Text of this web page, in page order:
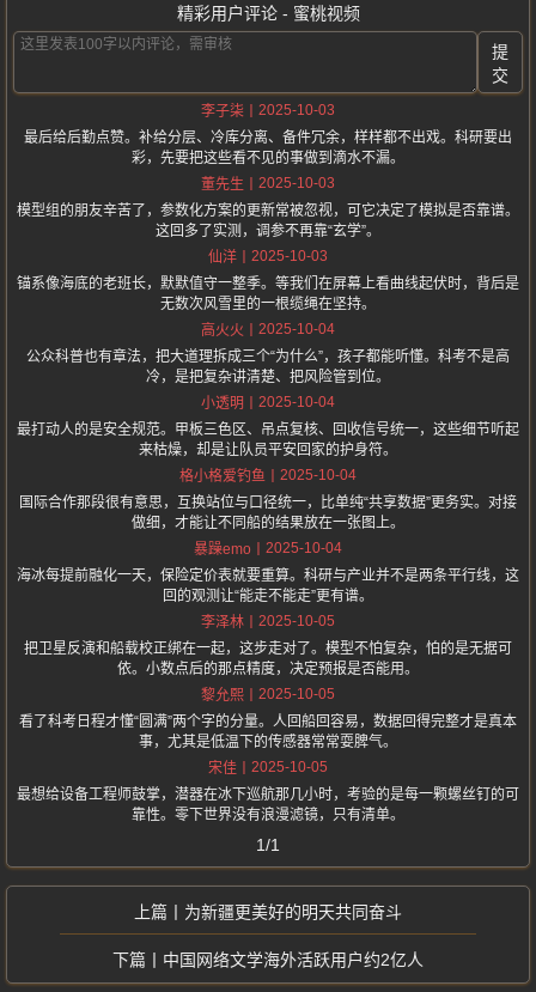
精彩用户评论 - 蜜桃视频
提
交
李子柒
2025-10-03
最后给后勤点赞。补给分层、冷库分离、备件冗余，样样都不出戏。科研要出
彩，先要把这些看不见的事做到滴水不漏。
董先生
2025-10-03
模型组的朋友辛苦了，参数化方案的更新常被忽视，可它决定了模拟是否靠谱。
这回多了实测，调参不再靠“玄学”。
仙洋
2025-10-03
锚系像海底的老班长，默默值守一整季。等我们在屏幕上看曲线起伏时，背后是
无数次风雪里的一根缆绳在坚持。
高火火
2025-10-04
公众科普也有章法，把大道理拆成三个“为什么”，孩子都能听懂。科考不是高
冷，是把复杂讲清楚、把风险管到位。
小透明
2025-10-04
最打动人的是安全规范。甲板三色区、吊点复核、回收信号统一，这些细节听起
来枯燥，却是让队员平安回家的护身符。
格小格爱钓鱼
2025-10-04
国际合作那段很有意思，互换站位与口径统一，比单纯“共享数据”更务实。对接
做细，才能让不同船的结果放在一张图上。
暴躁emo
2025-10-04
海冰每提前融化一天，保险定价表就要重算。科研与产业并不是两条平行线，这
回的观测让“能走不能走”更有谱。
李泽林
2025-10-05
把卫星反演和船载校正绑在一起，这步走对了。模型不怕复杂，怕的是无据可
依。小数点后的那点精度，决定预报是否能用。
黎允熙
2025-10-05
看了科考日程才懂“圆满”两个字的分量。人回船回容易，数据回得完整才是真本
事，尤其是低温下的传感器常常耍脾气。
宋佳
2025-10-05
最想给设备工程师鼓掌，潜器在冰下巡航那几小时，考验的是每一颗螺丝钉的可
靠性。零下世界没有浪漫滤镜，只有清单。
1/1
为新疆更美好的明天共同奋斗
中国网络文学海外活跃用户约2亿人